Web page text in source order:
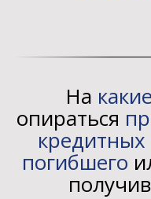
На
опираться
погибшего